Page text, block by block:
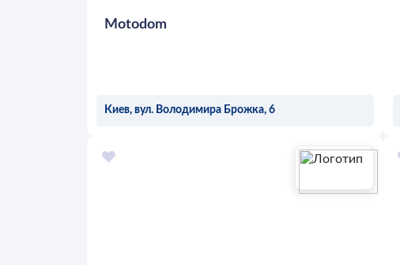
Motodom
Киев, вул. Володимира Брожка, 6